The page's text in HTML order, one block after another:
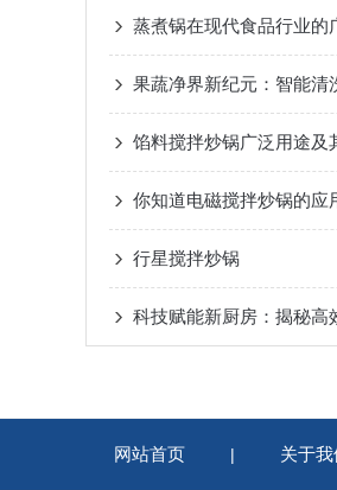
馅料搅拌炒锅广泛用途及
行星搅拌炒锅
网站首页 | 关于我